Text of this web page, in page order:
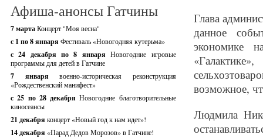
Афиша-анонсы Гатчины
7 мартаКонцерт "Моя весна"
с 1 по 8 января Фестиваль «Новогодняя кутерьма»
с 24 декабря по 8 январяНовогодние игровые
программы для детей в Гатчине
7 январявоенно-историческая реконструкция
«Рождественский манифест»
c 25 по 28 декабряНовогодние благотворительные
киносеансы
21 декабря концерт «Новый год к нам идет»!
14 декабря «Парад Дедов Морозов» в Гатчине!
Глава
данное
экономике
возможное,
Людмила